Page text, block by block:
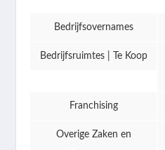
Bedrijfsovernames
Bedrijfsruimtes | Te Koop
Franchising
Overige Zaken en